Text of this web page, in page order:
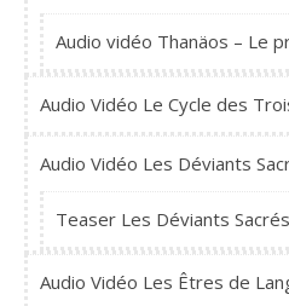
Audio vidéo Thanäos – Le
Audio Vidéo Le Cycle des
Audio Vidéo Les Déviants
Teaser Les Déviants Sacrés
Audio Vidéo Les Êtres de